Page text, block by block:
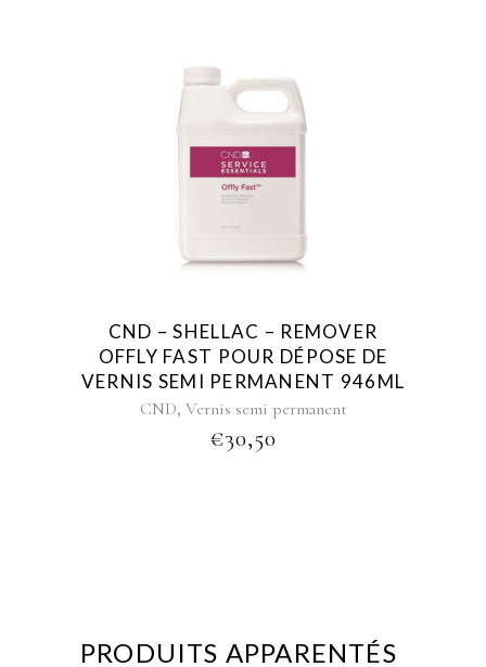
CND – SHELLAC – REMOVER
OFFLY FAST POUR DÉPOSE DE
VERNIS SEMI PERMANENT 946ML
CND, Vernis semi permanent
€30,50
PRODUITS APPARENTÉS